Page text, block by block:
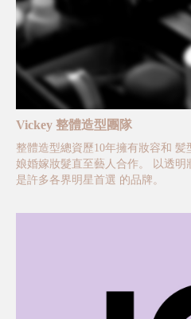
Vickey 整體造型團隊
整體造型總資歷10年擁有妝容和
娘婚嫁妝髮直至藝人合作。 以透
是許多各界明星首選 的品牌。